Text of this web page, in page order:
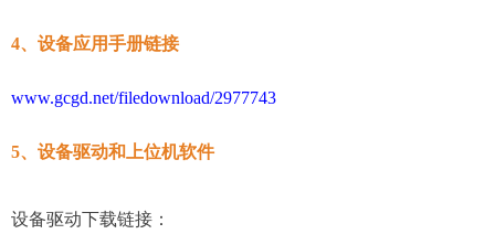
4、设备应用手册链接
www.gcgd.net/filedownload/2977743
5、设备驱动和上位机软件
设备驱动下载链接：